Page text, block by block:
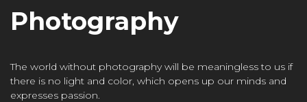
Photography
The world without photography will be meaningless to us if
there is no light and color, which opens up our minds and
expresses passion.